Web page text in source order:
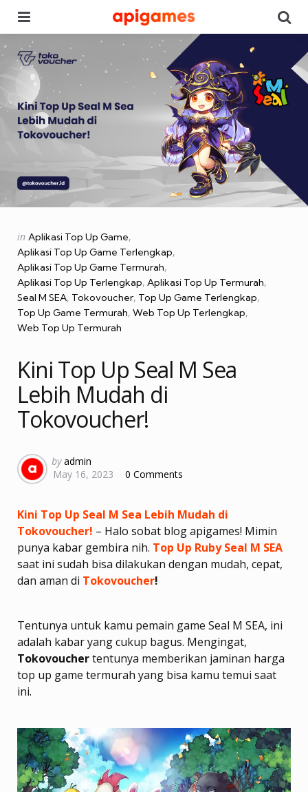
Categories
Posted
in
in Aplikasi Top Up Game
Aplikasi Top Up Game Terlengkap
Aplikasi Top Up Game Termurah
Aplikasi Top Up Terlengkap Aplikasi Top Up Termurah
Seal M SEA Tokovoucher Top Up Game Terlengkap
Top Up Game Termurah Web Top Up Terlengkap
Web Top Up Termurah
Kini Top Up Seal M Sea
Lebih Mudah di
Tokovoucher!
Posted
by
by admin
May 16, 2023
0 Comments
Kini Top Up Seal M Sea Lebih Mudah di
Tokovoucher! – Halo sobat blog apigames! Mimin
punya kabar gembira nih. Top Up Ruby Seal M SEA
saat ini sudah bisa dilakukan dengan mudah, cepat,
dan aman di Tokovoucher!
Tentunya untuk kamu pemain game Seal M SEA, ini
adalah kabar yang cukup bagus. Mengingat,
Tokovouchertentunya memberikan jaminan harga
top up game termurah yang bisa kamu temui saat
ini.